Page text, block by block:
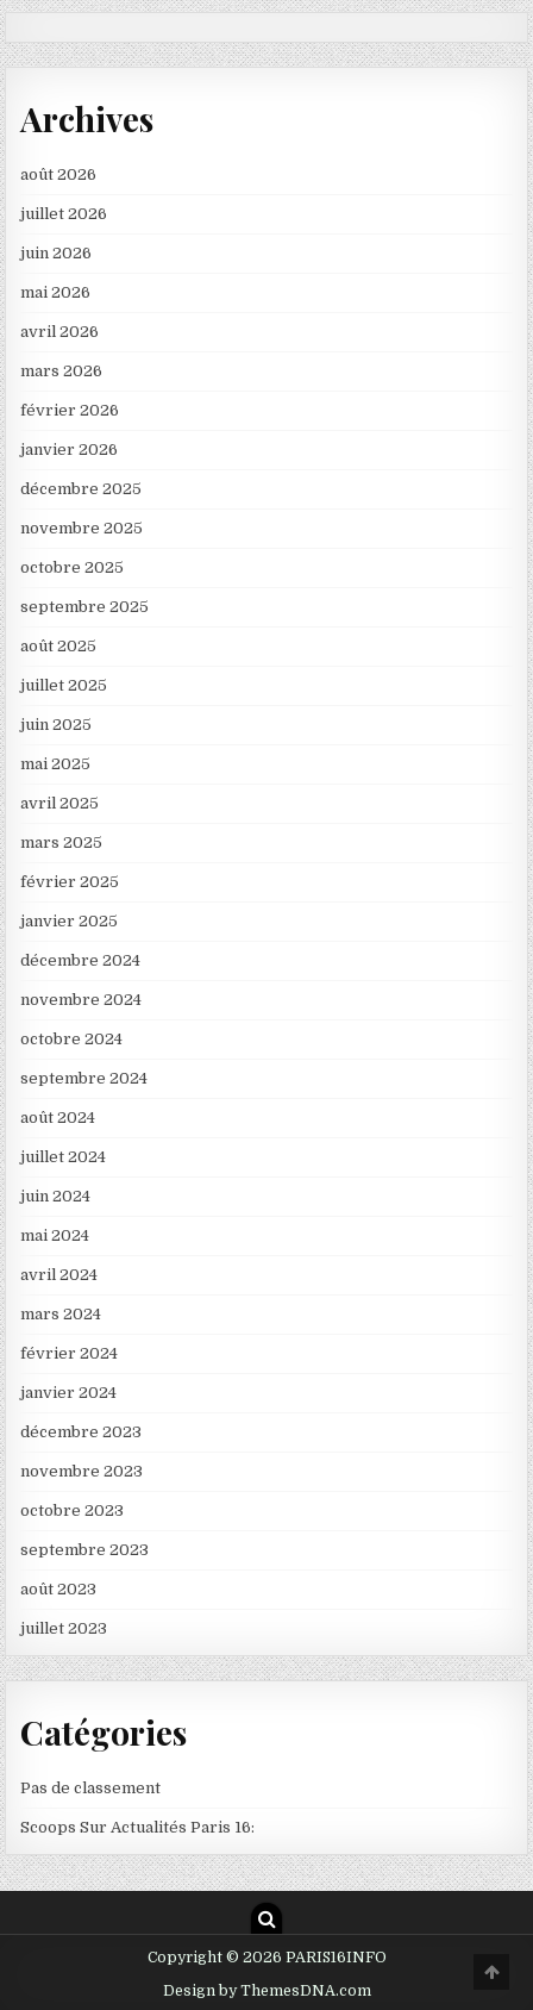
Archives
août 2026
juillet 2026
juin 2026
mai 2026
avril 2026
mars 2026
février 2026
janvier 2026
décembre 2025
novembre 2025
octobre 2025
septembre 2025
août 2025
juillet 2025
juin 2025
mai 2025
avril 2025
mars 2025
février 2025
janvier 2025
décembre 2024
novembre 2024
octobre 2024
septembre 2024
août 2024
juillet 2024
juin 2024
mai 2024
avril 2024
mars 2024
février 2024
janvier 2024
décembre 2023
novembre 2023
octobre 2023
septembre 2023
août 2023
juillet 2023
Catégories
Pas de classement
Scoops Sur Actualités Paris 16:
Copyright © 2026 PARIS16INFO
Design by ThemesDNA.com